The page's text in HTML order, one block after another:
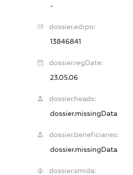
-
dossier.edrpo:
13846841
dossier.regDate:
23.05.06
dossier.heads:
dossier.missingData
dossier.beneficiaries:
dossier.missingData
dossier.smida: